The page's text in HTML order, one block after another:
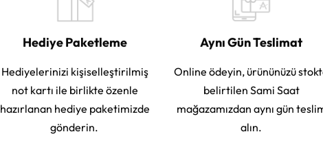
Hediye Paketleme
Hediyelerinizi kişiselleştirilmiş
not kartı ile birlikte özenle
hazırlanan hediye paketimizde
gönderin.
Aynı Gün Teslimat
Online ödeyin, ürününüzü
belirtilen Sami Saat
mağazamızdan aynı gün
alın.